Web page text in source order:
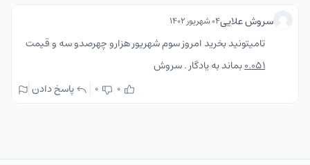
سروش علایی۰۴ شهریور ۱۴۰۲
تامیتونید بخرید امروز سوم شهریور هزارو چهرصدو سه و قیمت
0.051بماند به یادگار . سروش
0
0 پاسخ دادن